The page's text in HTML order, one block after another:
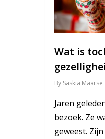
Wat is
By Saskia Maarse
Jaren
bezoek. Ze
geweest.